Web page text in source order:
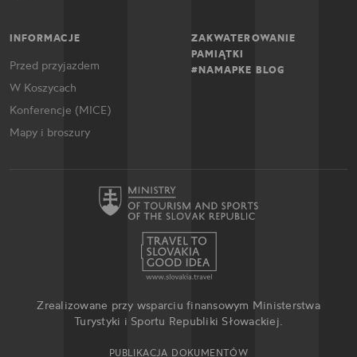
INFORMACJE
Przed przyjazdem
W Koszycach
Konferencje (MICE)
Mapy i broszury
ZAKWATEROWANIE
PAMIĄTKI
#NAMAPKE BLOG
Zrealizowane przy wsparciu finansowym Ministerstwa
Turystyki i Sportu Republiki Słowackiej.
PUBLIKACJA DOKUMENTÓW